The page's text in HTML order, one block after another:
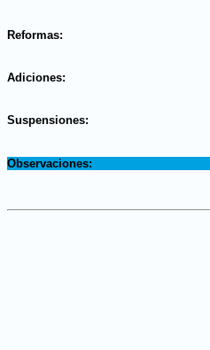
Reformas:
Adiciones:
Suspensiones:
Observaciones: